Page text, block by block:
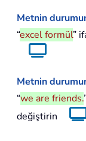
Metnin
“excel formül”
Metnin
“we are friends.
değiştirin